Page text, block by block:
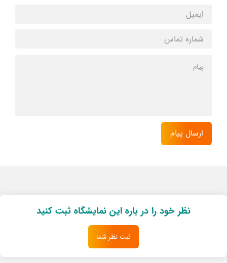
نظر خود را در باره این نمایشگاه ثبت کنید
ثبت نظر شما